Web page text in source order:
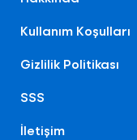
Kullanım Koşulları
Gizlilik Politikası
SSS
İletişim